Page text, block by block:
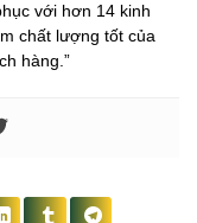
với hơn 14 kinh
chất lượng tốt của
hàng.”